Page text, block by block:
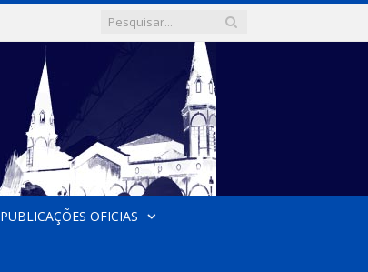
PUBLICAÇÕES OFICIAS